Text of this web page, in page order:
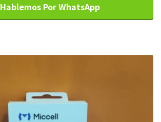
Hablemos Por WhatsApp